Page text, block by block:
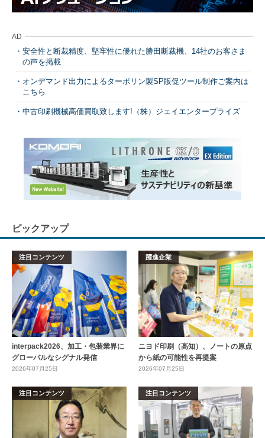
AD
安全性と断裁精度、堅牢性に優れた勝田断裁機、14社のお客さま
の声を掲載
オンデマンド出力によるターポリン製SP販促ツール制作ご案内は
こちら
中古印刷機械高価買取致します!（株）ジェイエンタープライズ
ピックアップ
注目コンテンツ
interpack2026、加工・包装業界に
グローバルなシグナル発信
2026年07月25日
躍進企業
ニヨド印刷（高知）、ノートの原点
から紙の可能性を再提案
2026年07月25日
注目コンテンツ 注目コンテンツ